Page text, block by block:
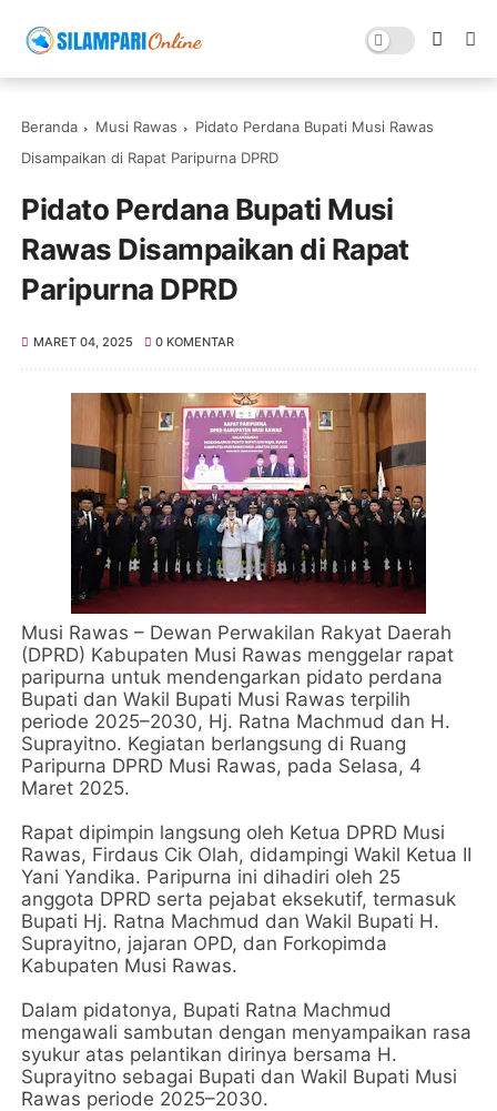
Beranda Musi Rawas
Pidato Perdana Bupati Musi Rawas
Disampaikan di Rapat Paripurna DPRD
Pidato Perdana Bupati Musi
Rawas Disampaikan di Rapat
Paripurna DPRD
MARET 04, 2025 0 KOMENTAR
Musi Rawas – Dewan Perwakilan Rakyat Daerah
(DPRD) Kabupaten Musi Rawas menggelar rapat
paripurna untuk mendengarkan pidato perdana
Bupati dan Wakil Bupati Musi Rawas terpilih
periode 2025–2030, Hj. Ratna Machmud dan H.
Suprayitno. Kegiatan berlangsung di Ruang
Paripurna DPRD Musi Rawas, pada Selasa, 4
Maret 2025.
Rapat dipimpin langsung oleh Ketua DPRD Musi
Rawas, Firdaus Cik Olah, didampingi Wakil Ketua II
Yani Yandika. Paripurna ini dihadiri oleh 25
anggota DPRD serta pejabat eksekutif, termasuk
Bupati Hj. Ratna Machmud dan Wakil Bupati H.
Suprayitno, jajaran OPD, dan Forkopimda
Kabupaten Musi Rawas.
Dalam pidatonya, Bupati Ratna Machmud
mengawali sambutan dengan menyampaikan rasa
syukur atas pelantikan dirinya bersama H.
Suprayitno sebagai Bupati dan Wakil Bupati Musi
Rawas periode 2025–2030.